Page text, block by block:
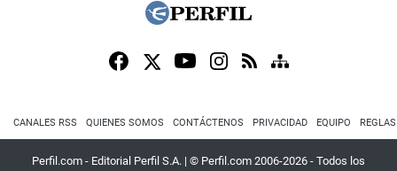
CANALES RSS QUIENES SOMOS CONTÁCTENOS PRIVACIDAD EQUIPO
Perfil.com - Editorial Perfil S.A. | © Perfil.com 2006-2026 - Todos los